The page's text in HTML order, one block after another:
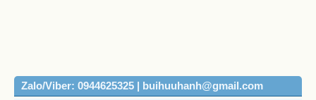
Zalo/Viber: 0944625325 | buihuuhanh@gmail.com